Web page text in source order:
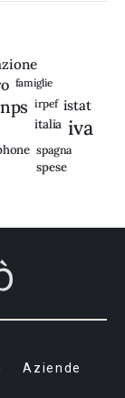
famiglie
irpef istat
italia iva
spagna
spese
Aziende